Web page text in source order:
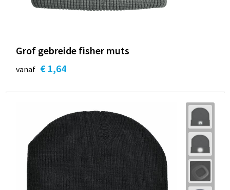
Grof gebreide fisher muts
vanaf € 1,64